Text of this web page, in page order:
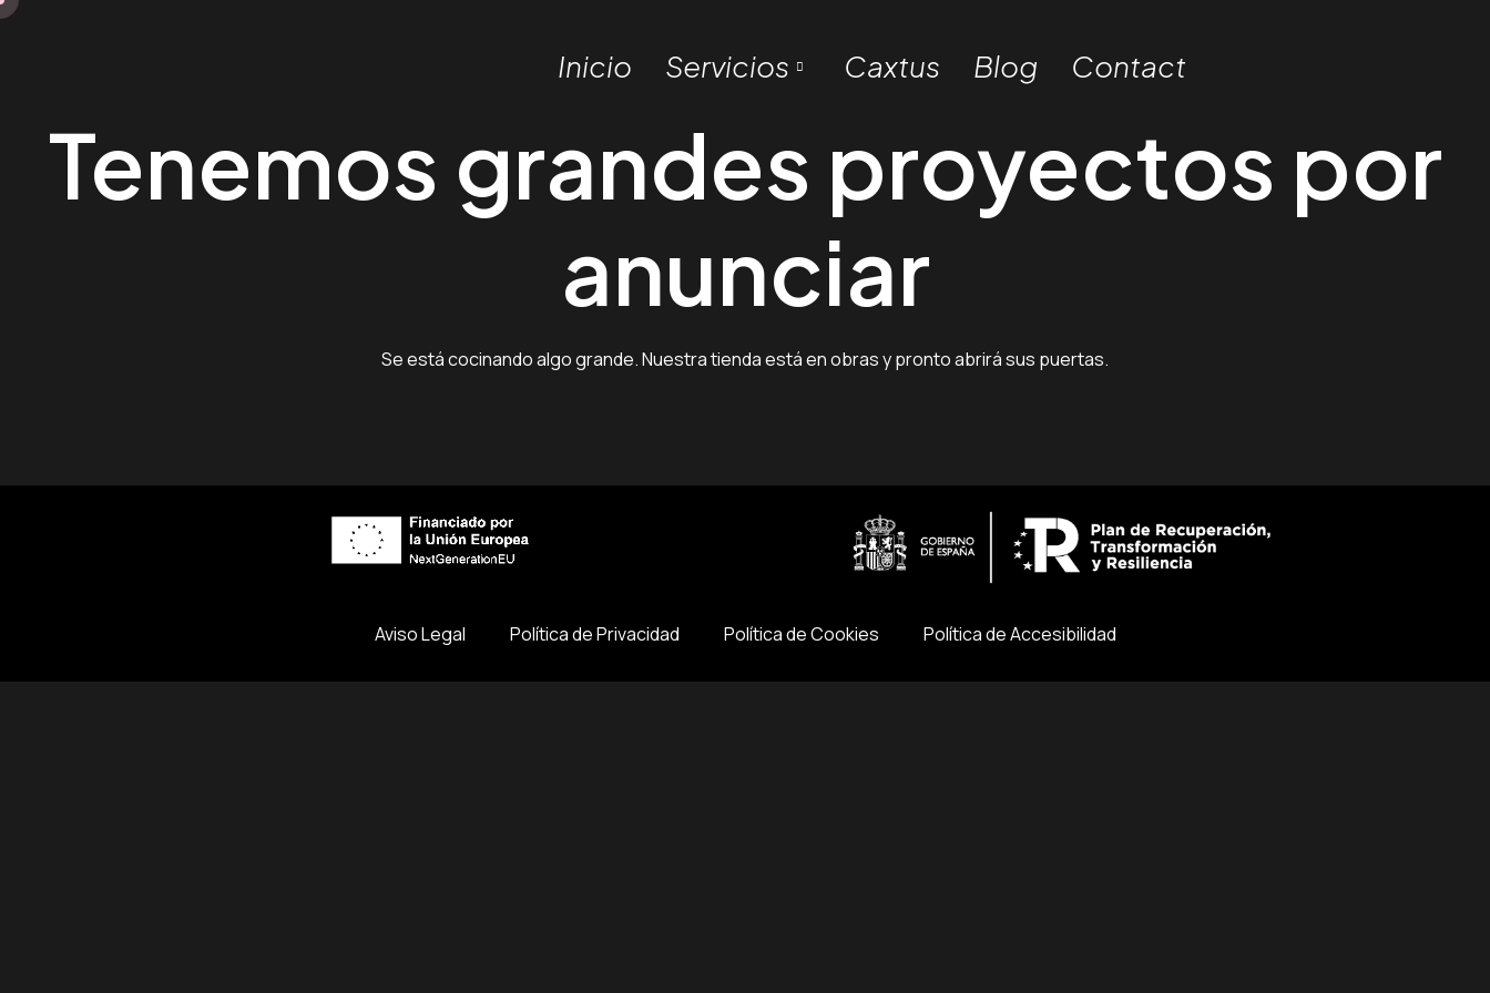
Inicio Servicios Caxtus Blog Contact
Tenemos grandes proyectos por
anunciar
Se está cocinando algo grande. Nuestra tienda está en obras y pronto abrirá sus puertas.
Aviso Legal Política de Privacidad Política de Cookies Política de Accesibilidad